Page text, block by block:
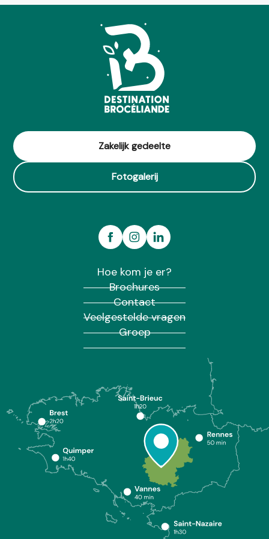
Zakelijk gedeelte
Fotogalerij
Hoe kom je er?
Brochures
Contact
Veelgestelde vragen
Groep